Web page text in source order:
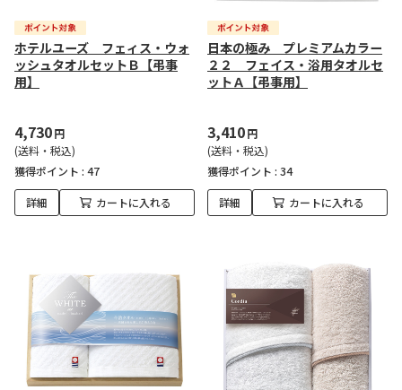
ホテルユーズ フェィス・ウォ
ッシュタオルセットＢ【弔事
用】
4,730円
(送料・税込)
獲得ポイント : 47
詳細 カートに入れる
日本の極み プレミアムカラー
２２ フェイス・浴用タオルセ
ットＡ【弔事用】
3,410円
(送料・税込)
獲得ポイント : 34
詳細 カートに入れる